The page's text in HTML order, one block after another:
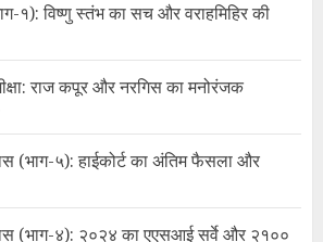
१): विष्णु स्तंभ का सच और वराहमिहिर की
राज कपूर और नरगिस का मनोरंजक
(भाग-५): हाईकोर्ट का अंतिम फैसला और
(भाग-४): २०२४ का एएसआई सर्वे और २१००